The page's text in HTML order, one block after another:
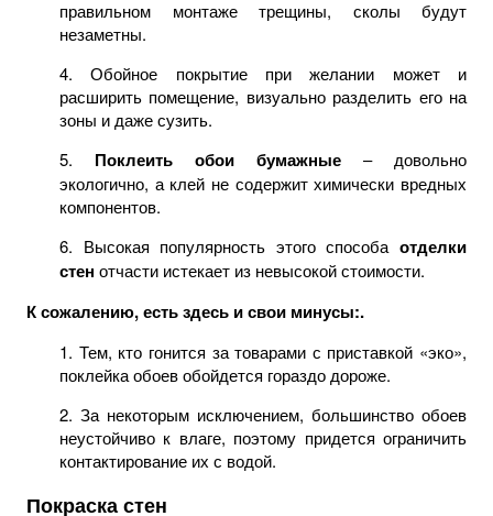
правильном монтаже трещины, сколы будут
незаметны.
4. Обойное покрытие при желании может и
расширить помещение, визуально разделить его на
зоны и даже сузить.
5. Поклеить обои бумажные – довольно
экологично, а клей не содержит химически вредных
компонентов.
6. Высокая популярность этого способа отделки
стен отчасти истекает из невысокой стоимости.
К сожалению, есть здесь и свои минусы:.
1. Тем, кто гонится за товарами с приставкой «эко»,
поклейка обоев обойдется гораздо дороже.
2. За некоторым исключением, большинство обоев
неустойчиво к влаге, поэтому придется ограничить
контактирование их с водой.
Покраска стен